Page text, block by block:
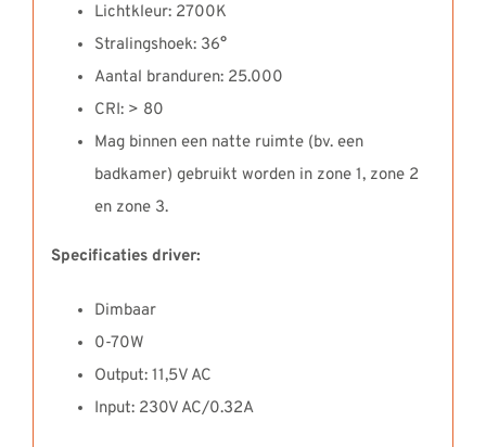
Lichtkleur: 2700K
Stralingshoek: 36°
Aantal branduren: 25.000
CRI: > 80
Mag binnen een natte ruimte (bv. een
badkamer) gebruikt worden in zone 1, zone 2
en zone 3.
Specificaties driver:
Dimbaar
0-70W
Output: 11,5V AC
Input: 230V AC/0.32A